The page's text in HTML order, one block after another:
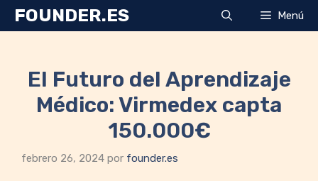
SaltarFOUNDER.ES Menú
El Futuro del Aprendizaje
Médico: Virmedex capta
150.000€
febrero 26, 2024 por founder.es